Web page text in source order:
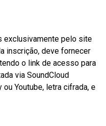
exclusivamente pelo site
inscrição, deve fornecer
o link de acesso para
via SoundCloud
ou Youtube, letra cifrada, e